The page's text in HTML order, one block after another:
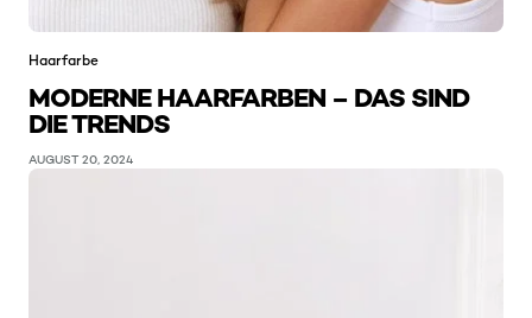
Haarfarbe
MODERNE HAARFARBEN – DAS SIND
DIE TRENDS
AUGUST 20, 2024